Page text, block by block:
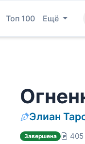
Топ 100 Ещё
Элиан
Завершена 405